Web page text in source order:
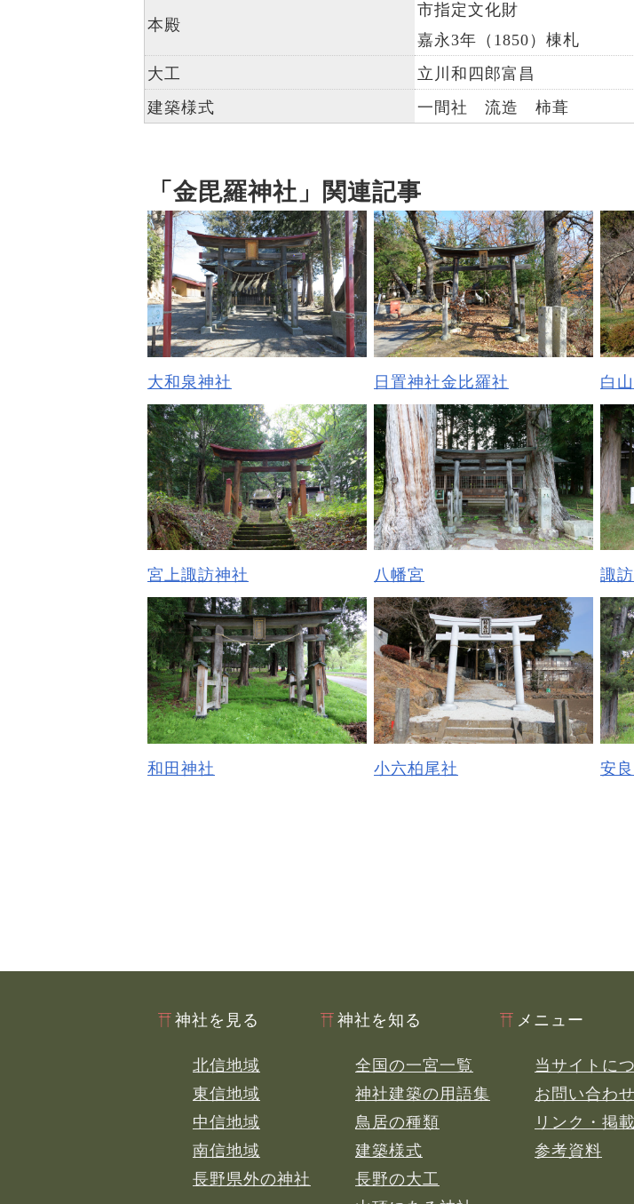
本殿
市指定文化財
嘉永3年（1850）棟札
大工
立川和四郎富昌
建築様式
一間社 流造 柿葺
「金毘羅神社」関連記事
大和泉神社 日置神社金比羅社 白
宮上諏訪神社 八幡宮 諏
和田神社 小六柏尾社 安
神社を見る
北信地域
東信地域
中信地域
南信地域
長野県外の神社
神社を知る
全国の一宮一覧
神社建築の用語集
鳥居の種類
建築様式
長野の大工
メニュー
当サイトに
お問い合わ
リンク・掲
参考資料